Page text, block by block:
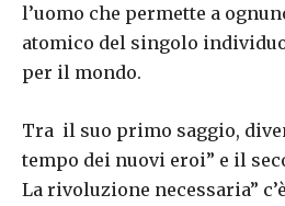
l’uomo che permette a
atomico del singolo
per il mondo.
Tra il suo primo saggio,
tempo dei nuovi eroi” e il
La rivoluzione necessaria”